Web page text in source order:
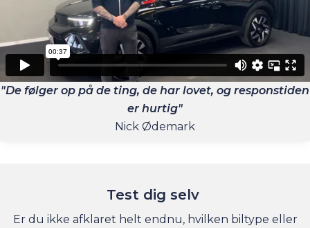
"De følger op på de ting, de har lovet, og responstiden
er hurtig"
Nick Ødemark
Test dig selv
Er du ikke afklaret helt endnu, hvilken biltype eller